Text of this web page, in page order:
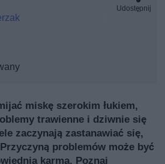
Udostępnij
miskę szerokim łukiem,
trawienne i dziwnie się
zaczynają zastanawiać się,
problemów może być
karma. Poznaj